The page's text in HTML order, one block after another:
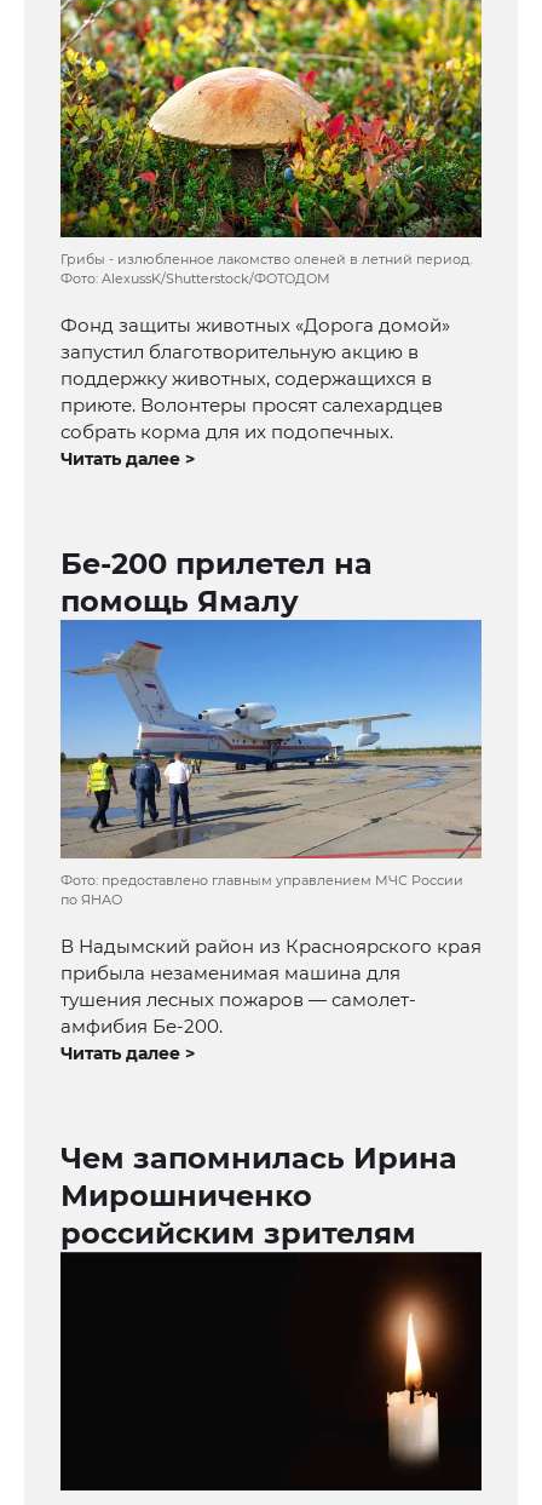
Грибы - излюбленное лакомство оленей в летний период.
Фото: AlexussK/Shutterstock/ФОТОДОМ
Фонд защиты животных «Дорога домой»
запустил благотворительную акцию в
поддержку животных, содержащихся в
приюте. Волонтеры просят салехардцев
собрать корма для их подопечных.
Читать далее >
Бе-200 прилетел на
помощь Ямалу
Фото: предоставлено главным управлением МЧС России
по ЯНАО
В Надымский район из Красноярского края
прибыла незаменимая машина для
тушения лесных пожаров — самолет-
амфибия Бе-200.
Читать далее >
Чем запомнилась Ирина
Мирошниченко
российским зрителям